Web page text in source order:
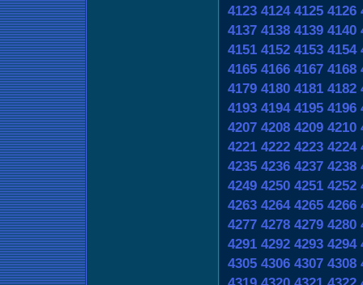
4123 4124 4125 4126
4137 4138 4139 4140
4151 4152 4153 4154
4165 4166 4167 4168
4179 4180 4181 4182
4193 4194 4195 4196
4207 4208 4209 4210
4221 4222 4223 4224
4235 4236 4237 4238
4249 4250 4251 4252
4263 4264 4265 4266
4277 4278 4279 4280
4291 4292 4293 4294
4305 4306 4307 4308